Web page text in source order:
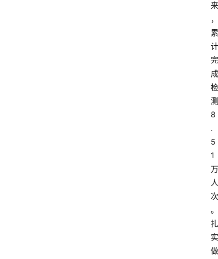
来
，
累
计
完
成
检
测
8
.
5
1
万
人
次
。
扎
实
做